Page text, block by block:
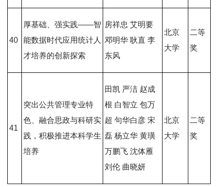
40
厚基础、强实践——智
能数据时代应用统计人
才培养的创新探索
房祥忠 艾明要
邓明华 耿直 李
东风
北京
大学
二等
奖
41
突出公共管理专业特
色、融合思政与科研实
践，积极推进本科学生
培养
田凯 严洁 赵成
根 白智立 包万
超 句华白彦 宋
磊 杨立华 黄璜
万鹏飞 沈体雁
刘伦 曲晓妍
北京
大学
二等
奖